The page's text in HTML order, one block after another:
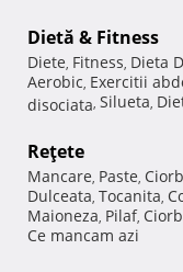
Dietă & Fitness
Diete, Fitness, Dieta
Aerobic, Exercitii
disociata, Silueta,
Reţete
Mancare, Paste,
Dulceata, Tocanita,
Maioneza, Pilaf,
Ce mancam azi